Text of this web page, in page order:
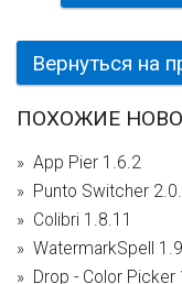
Вернуться на
ПОХОЖИЕ
App Pier 1.6.2
Punto Switcher
Colibri 1.8.11
WatermarkSpell
Drop - Color Picker